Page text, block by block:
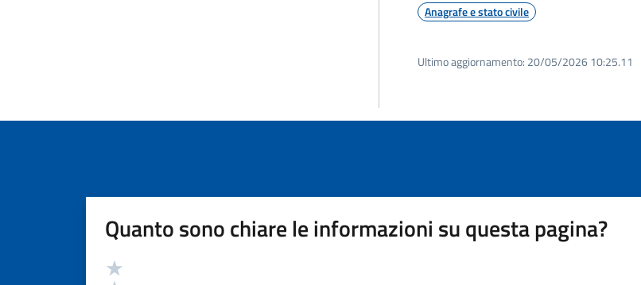
Anagrafe e stato civile
Ultimo aggiornamento: 20/05/2026 10:25.11
Quanto sono chiare le informazioni su questa pagina?
Valutazione